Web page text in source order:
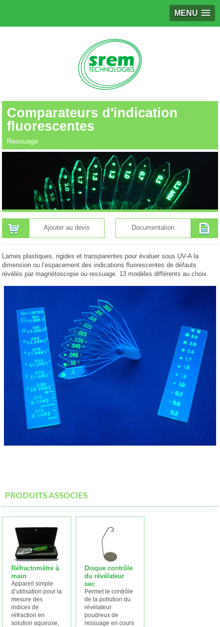
MENU
Comparateurs d'indication
fluorescentes
Ressuage
Ajouter au devis Documentation
Lames plastiques, rigides et transparentes pour évaluer sous UV-A la
dimension ou l’espacement des indications fluorescentes de défauts
révélés par magnétoscopie ou ressuage. 13 modèles différents au choix.
PRODUITS ASSOCIES
Réfractomètre à
main
Appareil simple
d’utilisation pour la
mesure des
indices de
réfraction en
solution aqueuse,
Disque contrôle
du révélateur
sec
Permet le contrôle
de la pollution du
révélateur
poudreux de
ressuage en cours